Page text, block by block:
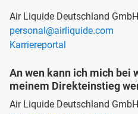
Air Liquide Deutschland GmbH
personal@airliquide.com
Karriereportal
An wen kann ich mich bei
meinem Direkteinstieg
Air Liquide Deutschland GmbH